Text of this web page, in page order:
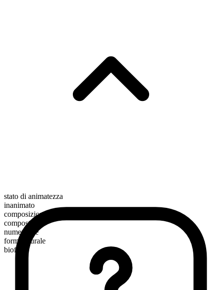
stato di animatezza
inanimato
composizione morfologica
composto
numerabile
forma plurale
biofuels